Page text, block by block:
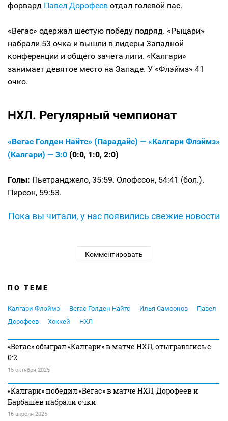
форвард Павел Дорофеев отдал голевой пас.
«Вегас» одержал шестую победу подряд. «Рыцари»
набрали 53 очка и вышли в лидеры Западной
конференции и общего зачета лиги. «Калгари»
занимает девятое место на Западе. У «Флэймз» 41
очко.
НХЛ. Регулярный чемпионат
«Вегас Голден Найтс» (Парадайс) — «Калгари Флэймз»
(Калгари) — 3:0 (0:0, 1:0, 2:0)
Голы: Пьетранджело, 35:59. Олофссон, 54:41 (бол.).
Пирсон, 59:53.
Пока вы читали, у нас появились свежие новости
Комментировать
ПО ТЕМЕ
Калгари Флэймз Вегас Голден Найтс Илья Самсонов
Павел
Дорофеев
Хоккей НХЛ
«Вегас» обыграл «Калгари» в матче НХЛ, отыгравшись с
0:2
15 октября 2025
«Калгари» победил «Вегас» в матче НХЛ, Дорофеев и
Барбашев набрали очки
16 апреля 2025